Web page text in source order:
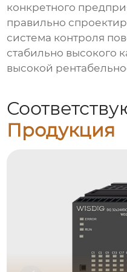
конкретного
правильно
система контроля
стабильно высокого
высокой
Продукция